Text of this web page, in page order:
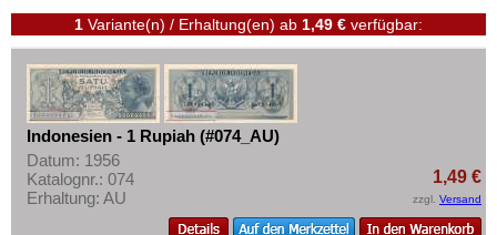
Katar und Dubai
Kirgisistan
Korea (alt)
Kuwait
Laos
Libanon
Macao
Kontakt
Informationen
Preislisten
Ankauf
Erhaltungsgrade
Gratisbanknoten
1 Variante(n) / Erhaltung(en) ab 1,49 € verfügbar:
Indonesien - 1 Rupiah (#074_AU)
Datum: 1956
Katalognr.: 074
Erhaltung: AU
1,49 €
zzgl. Versand